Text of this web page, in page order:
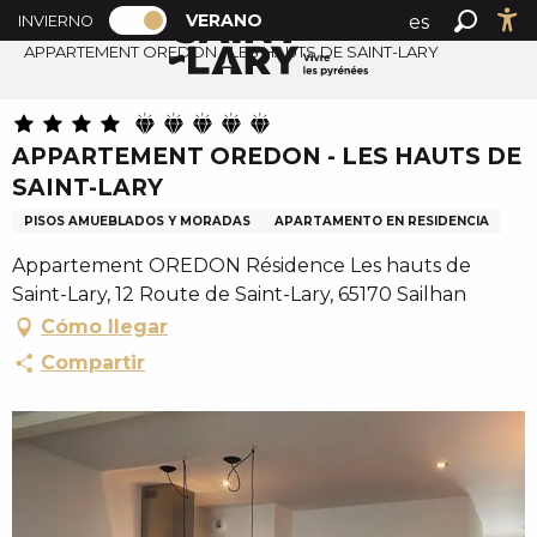
A
l
r
a
u
c
n
t
e
n
p
r
PAGE D’ACCUEIL ACTUELLE ÉTÉ : PASSER EN MODE
INVIERNO PAGE D’ACCUEIL ACTUELLE ÉTÉ :
VERANO
es
Buscar
Accueil verano
APPARTEMENT OREDON - LES HAUTS DE SAINT-LARY
APPARTEMENT OREDON - LES HAUTS DE
SAINT-LARY
PISOS AMUEBLADOS Y MORADAS APARTAMENTO EN RESIDENCIA
Appartement OREDON Résidence Les hauts de
Saint-Lary, 12 Route de Saint-Lary, 65170 Sailhan
Cómo llegar
Compartir